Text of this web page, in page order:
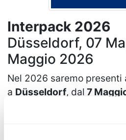
Interpack 2026
Düsseldorf, 07
Maggio 2026
Nel 2026 saremo
a Düsseldorf, dal 7
l'attenzione rivolta ai